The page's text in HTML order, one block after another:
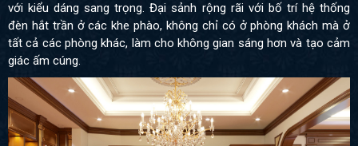
với kiểu dáng sang trọng. Đại sảnh rộng rãi với bố trí hệ thống
đèn hắt trần ở các khe phào, không chỉ có ở phòng khách mà ở
tất cả các phòng khác, làm cho không gian sáng hơn và tạo cảm
giác ấm cúng.